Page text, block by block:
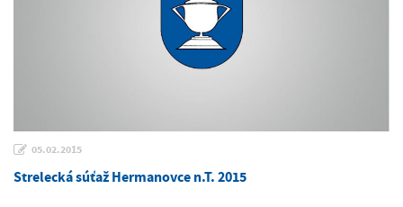
05.02.2015
Strelecká súťaž Hermanovce n.T. 2015